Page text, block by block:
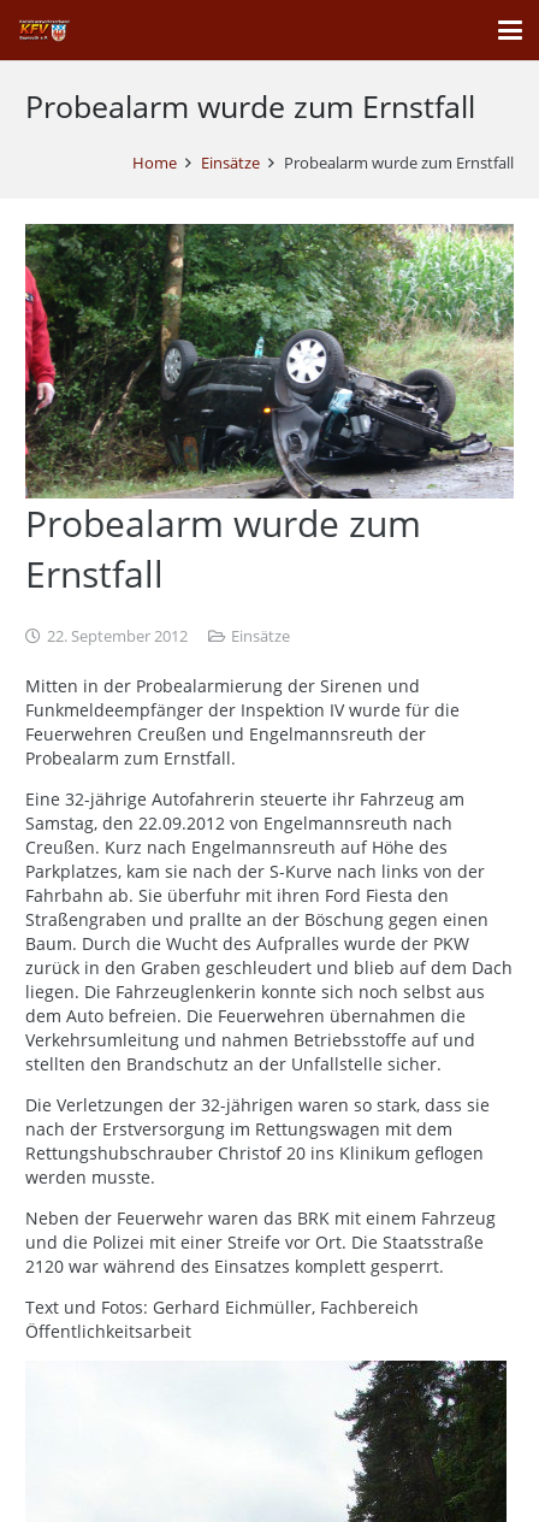
Probealarm wurde zum Ernstfall
Home Einsätze Probealarm wurde zum Ernstfall
Probealarm wurde zum
Ernstfall
22. September 2012 Einsätze
Mitten in der Probealarmierung der Sirenen und
Funkmeldeempfänger der Inspektion IV wurde für die
Feuerwehren Creußen und Engelmannsreuth der
Probealarm zum Ernstfall.
Eine 32-jährige Autofahrerin steuerte ihr Fahrzeug am
Samstag, den 22.09.2012 von Engelmannsreuth nach
Creußen. Kurz nach Engelmannsreuth auf Höhe des
Parkplatzes, kam sie nach der S-Kurve nach links von der
Fahrbahn ab. Sie überfuhr mit ihren Ford Fiesta den
Straßengraben und prallte an der Böschung gegen einen
Baum. Durch die Wucht des Aufpralles wurde der PKW
zurück in den Graben geschleudert und blieb auf dem Dach
liegen. Die Fahrzeuglenkerin konnte sich noch selbst aus
dem Auto befreien. Die Feuerwehren übernahmen die
Verkehrsumleitung und nahmen Betriebsstoffe auf und
stellten den Brandschutz an der Unfallstelle sicher.
Die Verletzungen der 32-jährigen waren so stark, dass sie
nach der Erstversorgung im Rettungswagen mit dem
Rettungshubschrauber Christof 20 ins Klinikum geflogen
werden musste.
Neben der Feuerwehr waren das BRK mit einem Fahrzeug
und die Polizei mit einer Streife vor Ort. Die Staatsstraße
2120 war während des Einsatzes komplett gesperrt.
Text und Fotos: Gerhard Eichmüller, Fachbereich
Öffentlichkeitsarbeit